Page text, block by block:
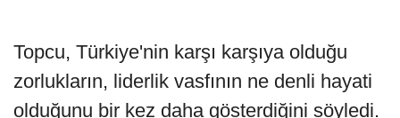
Topcu, Türkiye'nin karşı karşıya olduğu
zorlukların, liderlik vasfının ne denli hayati
olduğunu bir kez daha gösterdiğini söyledi.